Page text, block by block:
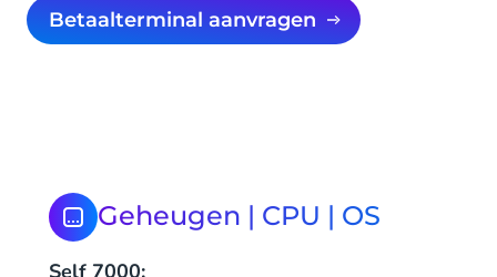
Betaalterminal aanvragen
Geheugen | CPU | OS
Self 7000: